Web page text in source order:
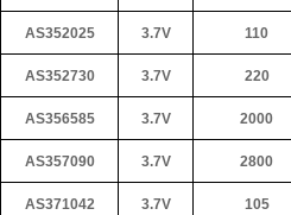
AS352025 3.7V 110
AS352730 3.7V 220
AS356585 3.7V 2000
AS357090 3.7V 2800
AS371042 3.7V 105